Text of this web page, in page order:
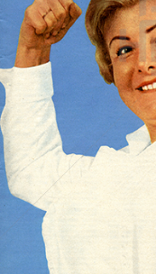
Weisser Riese